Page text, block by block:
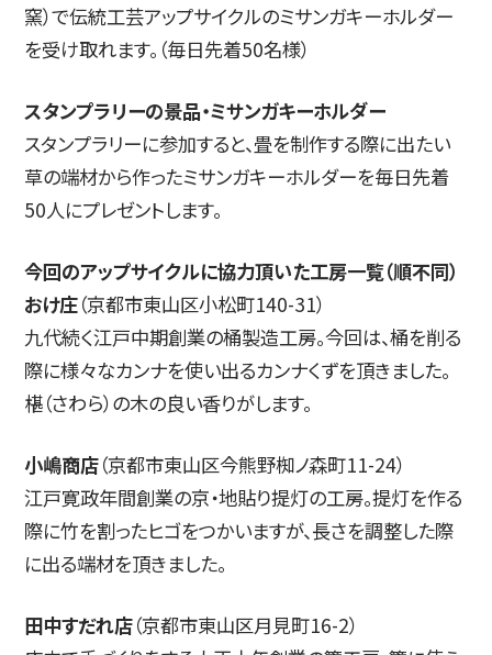
窯）で伝統工芸アップサイクルのミサンガキーホルダー
を受け取れます。（毎日先着50名様）
スタンプラリーの景品・ミサンガキーホルダー
スタンプラリーに参加すると、畳を制作する際に出たい
草の端材から作ったミサンガキーホルダーを毎日先着
50人にプレゼントします。
今回のアップサイクルに協力頂いた工房一覧（順不同）
おけ庄（京都市東山区小松町140-31）
九代続く江戸中期創業の桶製造工房。今回は、桶を削る
際に様々なカンナを使い出るカンナくずを頂きました。
椹（さわら）の木の良い香りがします。
小嶋商店（京都市東山区今熊野椥ノ森町11-24）
江戸寛政年間創業の京・地貼り提灯の工房。提灯を作る
際に竹を割ったヒゴをつかいますが、長さを調整した際
に出る端材を頂きました。
田中すだれ店（京都市東山区月見町16-2）